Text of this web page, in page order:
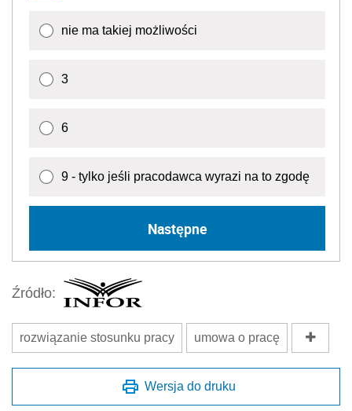
nie ma takiej możliwości
3
6
9 - tylko jeśli pracodawca wyrazi na to zgodę
Następne
Źródło:
rozwiązanie stosunku pracy umowa o pracę
Wersja do druku